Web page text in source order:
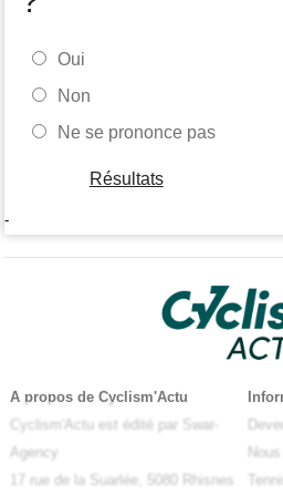
Oui
Non
Ne se prononce pas
Résultats
-
A propos de Cyclism'Actu
Cyclism'Actu est édité par Swar-
Agency
17 rue de la Suarlée, 5080 Rhisnes